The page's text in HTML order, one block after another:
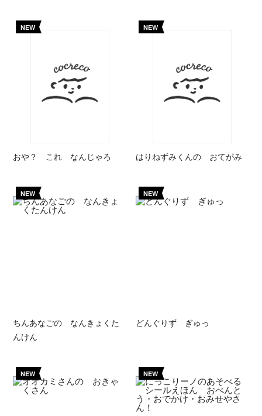
NEW
おや？ これ なんじゃろ
NEW
はりねずみくんの おてがみ
NEW
ちんあなごの なんきょくた
んけん
NEW
どんぐりず ぎゅっ
NEW NEW